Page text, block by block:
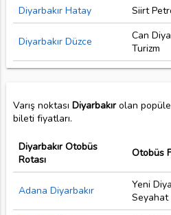
Diyarbakır Hatay Siirt
Diyarbakır Düzce
Can
Turizm
Varış noktası Diyarbakırolan
bileti fiyatları.
Diyarbakır Otobüs
Rotası
Otobüs
Adana Diyarbakır
Yeni
Seyahat